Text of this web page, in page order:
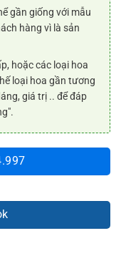
gần giống với mẫu
hàng vì là sản
hoặc các loại hoa
loại hoa gần tương
giá trị .. để đáp